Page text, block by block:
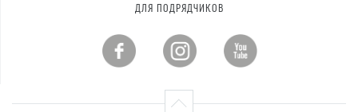
ДЛЯ ПОДРЯДЧИКОВ